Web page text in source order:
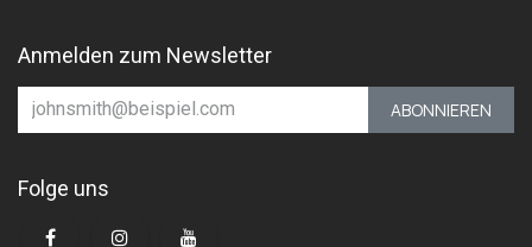
Anmelden zum Newsletter
ABONNIEREN
Folge uns